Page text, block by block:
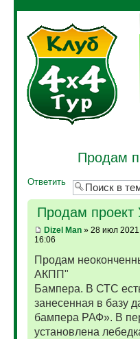
Продам
Ответить
Продам
Dizel Man» 28 июл
16:06
Продам
АКПП"
Бампера. В СТС
занесенная в базу
бампера РАФ». В
установлена